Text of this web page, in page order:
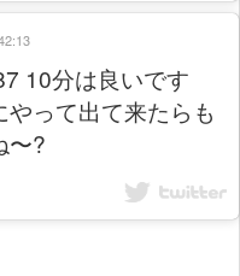
10分は良いです
って出て来たらも
〜?